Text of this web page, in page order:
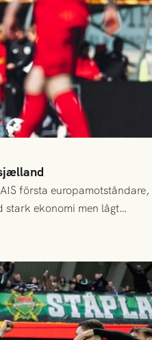
första europamotståndare,
ekonomi men lågt
styrka och individuell